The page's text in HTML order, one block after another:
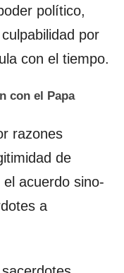
político,
por
con el tiempo.
con el Papa
razones
de
el acuerdo sino-
a